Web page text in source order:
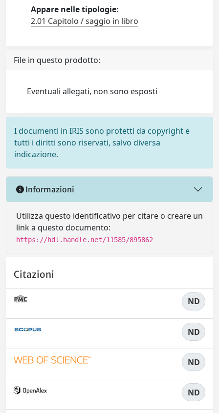
Appare nelle tipologie:
2.01 Capitolo / saggio in libro
File in questo prodotto:
Eventuali allegati, non sono esposti
I documenti in IRIS sono protetti da copyright e
tutti i diritti sono riservati, salvo diversa
indicazione.
Informazioni
Utilizza questo identificativo per citare o creare un
link a questo documento:
https://hdl.handle.net/11585/895862
Citazioni
ND
ND
ND
ND